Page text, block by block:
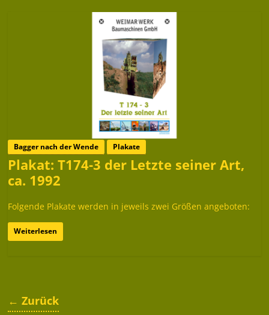
Bagger nach der Wende Plakate
Plakat: T174-3 der Letzte seiner Art,
ca. 1992
Folgende Plakate werden in jeweils zwei Größen angeboten:
Weiterlesen
← Zurück